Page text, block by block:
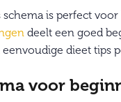
is perfect
deelt een goed
dieet tips
voor